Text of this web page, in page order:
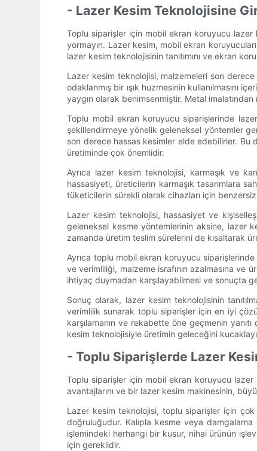
- Lazer Kesim Teknolojisine
Toplu siparişler için mobil ekran koruyucu lazer
yormayın. Lazer kesim, mobil ekran
lazer kesim teknolojisinin tanıtımını ve ekran
Lazer kesim teknolojisi, malzemeleri son
odaklanmış bir ışık huzmesinin
yaygın olarak benimsenmiştir. Metal
Toplu mobil ekran koruyucu siparişlerinde
şekillendirmeye yönelik geleneksel yöntemler
son derece hassas kesimler elde edebilirler. Bu
üretiminde çok önemlidir.
Ayrıca lazer kesim teknolojisi, karmaşık ve
hassasiyeti, üreticilerin karmaşık tasarımlara
tüketicilerin sürekli olarak cihazları için
Lazer kesim teknolojisi, hassasiyet ve
geleneksel kesme yöntemlerinin aksine, lazer
zamanda üretim teslim sürelerini de kısaltarak
Ayrıca toplu mobil ekran koruyucu
ve verimliliği, malzeme israfının azalmasına ve
ihtiyaç duymadan karşılayabilmesi ve sonuçta
Sonuç olarak, lazer kesim teknolojisinin
verimlilik sunarak toplu siparişler için en iyi
karşılamanın ve rekabette öne geçmenin
kesim teknolojisiyle üretimin geleceğini
- Toplu Siparişlerde Lazer
Toplu siparişler için mobil ekran koruyucu
avantajlarını ve bir lazer kesim makinesinin,
Lazer kesim teknolojisi, toplu siparişler için
doğruluğudur. Kalıpla kesme veya
işlemindeki herhangi bir kusur, nihai ürünün
için gereklidir.